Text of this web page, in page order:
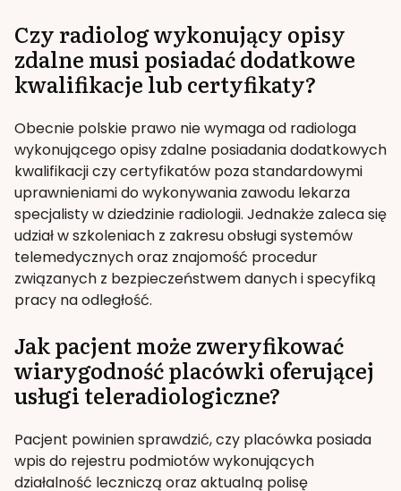
Czy radiolog wykonujący opisy
zdalne musi posiadać dodatkowe
kwalifikacje lub certyfikaty?
Obecnie polskie prawo nie wymaga od radiologa
wykonującego opisy zdalne posiadania dodatkowych
kwalifikacji czy certyfikatów poza standardowymi
uprawnieniami do wykonywania zawodu lekarza
specjalisty w dziedzinie radiologii. Jednakże zaleca się
udział w szkoleniach z zakresu obsługi systemów
telemedycznych oraz znajomość procedur
związanych z bezpieczeństwem danych i specyfiką
pracy na odległość.
Jak pacjent może zweryfikować
wiarygodność placówki oferującej
usługi teleradiologiczne?
Pacjent powinien sprawdzić, czy placówka posiada
wpis do rejestru podmiotów wykonujących
działalność leczniczą oraz aktualną polisę